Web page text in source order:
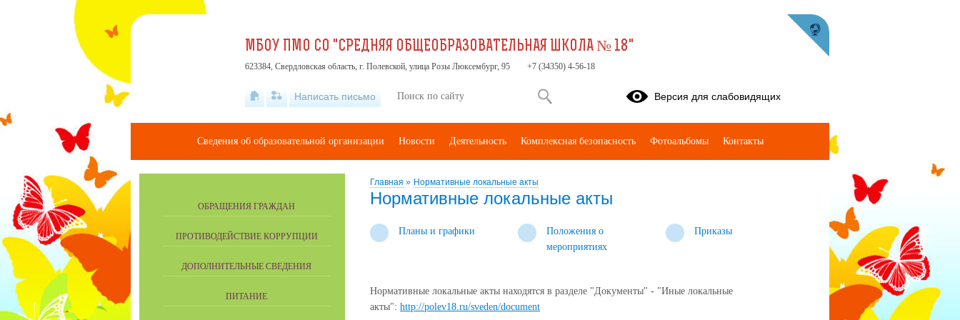
Главная » Нормативные локальные акты
Нормативные локальные акты
Планы и графики
Положения о
мероприятиях
Приказы
Нормативные локальные акты находятся в разделе "Документы" - "Иные локальные
акты": http://polev18.ru/sveden/document
ОБРАЩЕНИЯ ГРАЖДАН
ПРОТИВОДЕЙСТВИЕ КОРРУПЦИИ
ДОПОЛНИТЕЛЬНЫЕ СВЕДЕНИЯ
ПИТАНИЕ
МБОУ ПМО СО "СРЕДНЯЯ ОБЩЕОБРАЗОВАТЕЛЬНАЯ ШКОЛА № 18"
623384, Свердловская область, г. Полевской, улица Розы Люксембург, 95 +7 (34350) 4-56-18
Написать письмо Версия для слабовидящих
Сведения об образовательной организации Новости Деятельность Комплексная безопасность Фотоальбомы Контакты